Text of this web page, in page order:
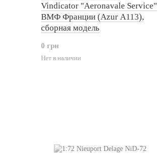
Vindicator "Aeronavale Service"
ВМФ Франции (Azur A113),
сборная модель
0 грн
Нет в наличии